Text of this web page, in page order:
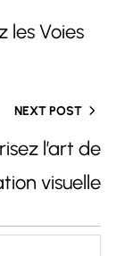
les Voies
NEXT POST
l’art de
visuelle